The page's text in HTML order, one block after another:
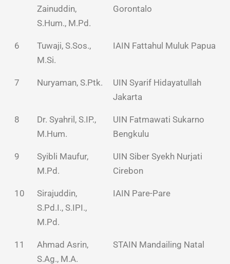
Zainuddin,
S.Hum., M.Pd.
Gorontalo
6
Tuwaji, S.Sos.,
M.Si.
IAIN Fattahul Muluk Papua
7 Nuryaman, S.Ptk.
UIN Syarif Hidayatullah
Jakarta
8
Dr. Syahril, S.IP.,
M.Hum.
UIN Fatmawati Sukarno
Bengkulu
9
Syibli Maufur,
M.Pd.
UIN Siber Syekh Nurjati
Cirebon
10
Sirajuddin,
S.Pd.I., S.IPI.,
M.Pd.
IAIN Pare-Pare
11
Ahmad Asrin,
S.Ag., M.A.
STAIN Mandailing Natal